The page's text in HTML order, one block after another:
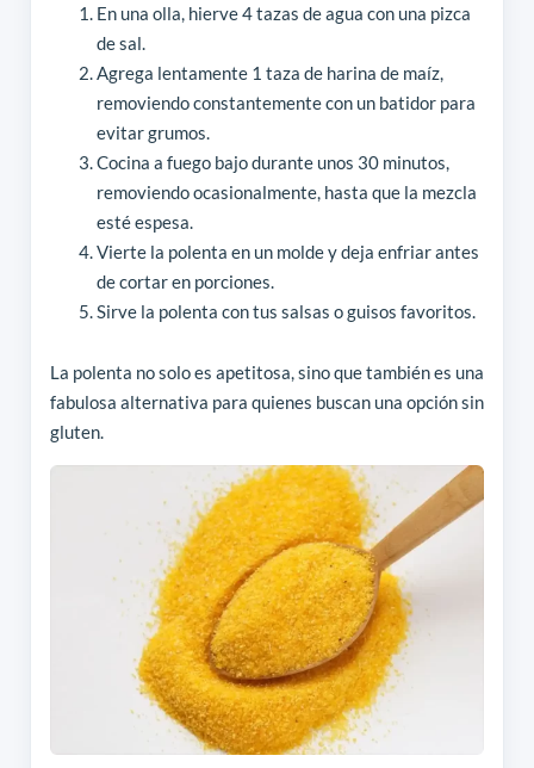
En una olla, hierve 4 tazas de agua con una pizca
de sal.
Agrega lentamente 1 taza de harina de maíz,
removiendo constantemente con un batidor para
evitar grumos.
Cocina a fuego bajo durante unos 30 minutos,
removiendo ocasionalmente, hasta que la mezcla
esté espesa.
Vierte la polenta en un molde y deja enfriar antes
de cortar en porciones.
Sirve la polenta con tus salsas o guisos favoritos.
La polenta no solo es apetitosa, sino que también es una
fabulosa alternativa para quienes buscan una opción sin
gluten.